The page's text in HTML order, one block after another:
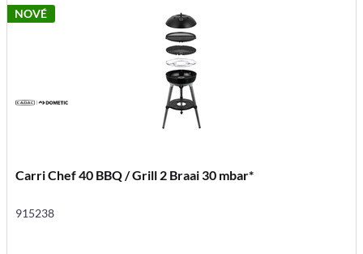
NOVÉ
Carri Chef 40 BBQ / Grill 2 Braai 30 mbar*
915238